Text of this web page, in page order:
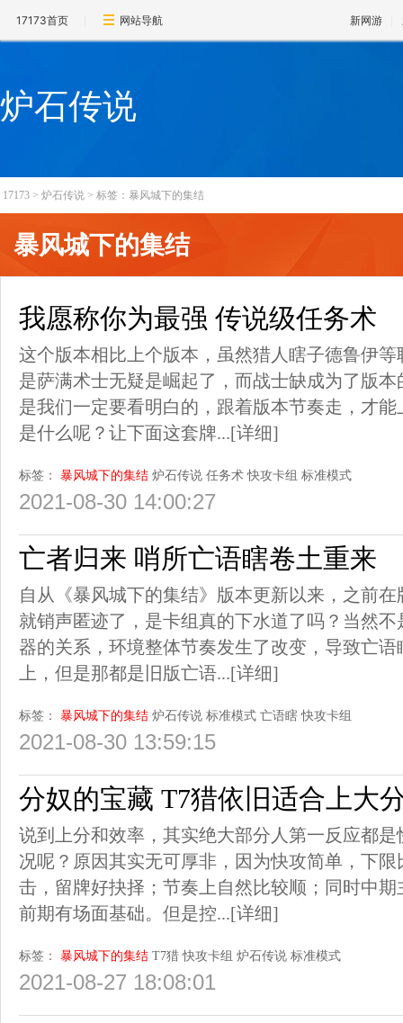
17173首页 网站导航 新网游
炉石传说
17173 > 炉石传说 > 标签：暴风城下的集结
暴风城下的集结
我愿称你为最强 传说级任务术
这个版本相比上个版本，虽然猎人瞎子德鲁伊
是萨满术士无疑是崛起了，而战士缺成为了版
是我们一定要看明白的，跟着版本节奏走，才
是什么呢？让下面这套牌...[详细]
标签： 暴风城下的集结 炉石传说 任务术 快攻卡组 标准模式
2021-08-30 14:00:27
亡者归来 哨所亡语瞎卷土重来
自从《暴风城下的集结》版本更新以来，之前
就销声匿迹了，是卡组真的下水道了吗？当然
器的关系，环境整体节奏发生了改变，导致亡
上，但是那都是旧版亡语...[详细]
标签： 暴风城下的集结 炉石传说 标准模式 亡语瞎 快攻卡组
2021-08-30 13:59:15
分奴的宝藏 T7猎依旧适合上大
说到上分和效率，其实绝大部分人第一反应都
况呢？原因其实无可厚非，因为快攻简单，下
击，留牌好抉择；节奏上自然比较顺；同时中
前期有场面基础。但是控...[详细]
标签： 暴风城下的集结 T7猎 快攻卡组 炉石传说 标准模式
2021-08-27 18:08:01